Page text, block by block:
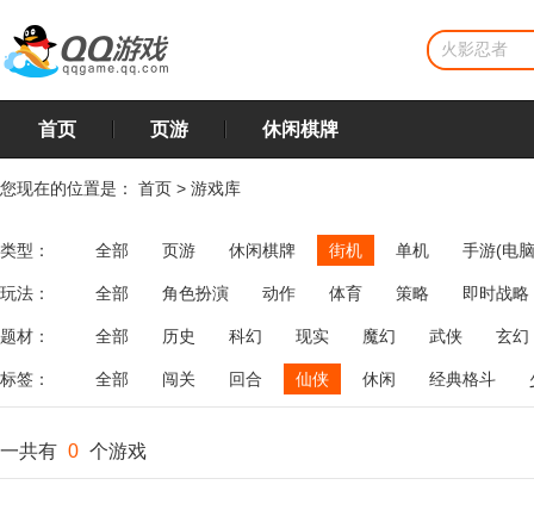
首页 页游 休闲棋牌
您现在的位置是： 首页 > 游戏库
类型： 全部 页游 休闲棋牌 街机 单机 手游(电
玩法： 全部 角色扮演 动作 体育 策略
即时战略
飞行
恋爱 第三人称射击 棋类 牌类 麻将
题材： 全部 历史 科幻 现实 魔幻 武侠 玄幻
标签： 全部 闯关 回合 仙侠 休闲 经典格斗
一共有 0 个游戏